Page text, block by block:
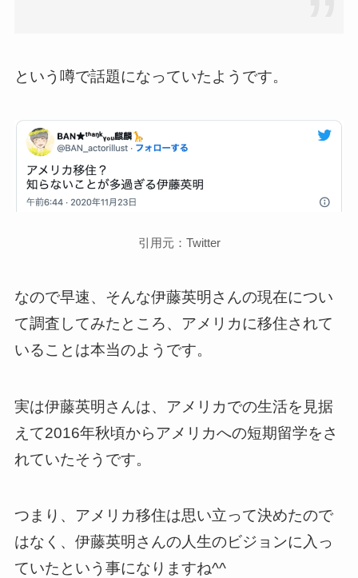
という噂で話題になっていたようです。
引用元：Twitter
なので早速、そんな伊藤英明さんの現在につい
て調査してみたところ、アメリカに移住されて
いることは本当のようです。
実は伊藤英明さんは、アメリカでの生活を見据
えて2016年秋頃からアメリカへの短期留学をさ
れていたそうです。
つまり、アメリカ移住は思い立って決めたので
はなく、伊藤英明さんの人生のビジョンに入っ
ていたという事になりますね^^